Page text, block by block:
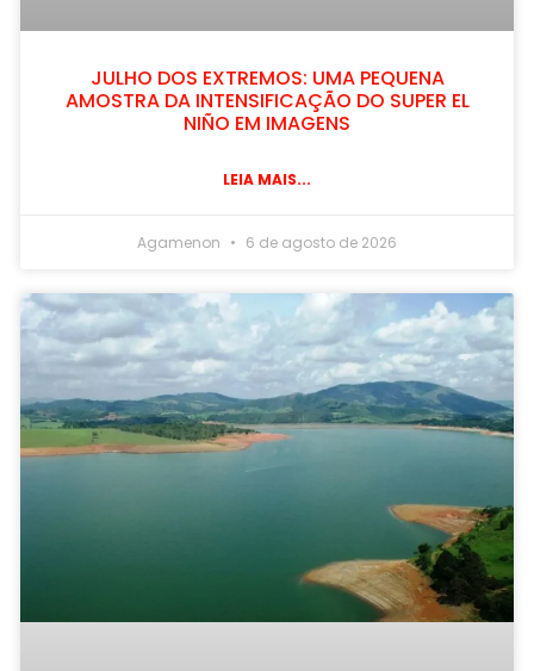
JULHO DOS EXTREMOS: UMA PEQUENA
AMOSTRA DA INTENSIFICAÇÃO DO SUPER EL
NIÑO EM IMAGENS
LEIA MAIS...
Agamenon 6 de agosto de 2026